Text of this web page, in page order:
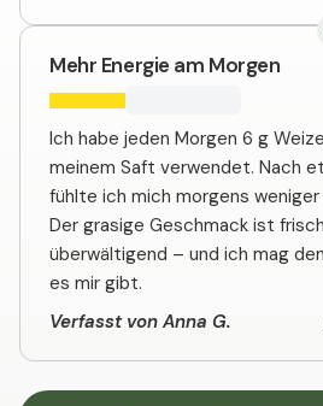
Mehr Energie am Morgen
Ich habe jeden Morgen 6 g
meinem Saft verwendet. Nach
fühlte ich mich morgens
Der grasige Geschmack ist
überwältigend – und ich mag
es mir gibt.
Verfasst von Anna G.